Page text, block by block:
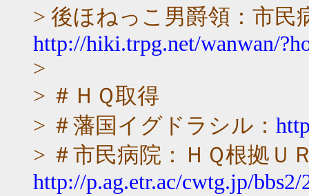
> 後ほねっこ男爵領：市民
http://hiki.trpg.net/wanwan/
>
> ＃ＨＱ取得
> ＃藩国イグドラシル：
> ＃市民病院：ＨＱ根拠Ｕ
http://p.ag.etr.ac/cwtg.jp/bbs2/